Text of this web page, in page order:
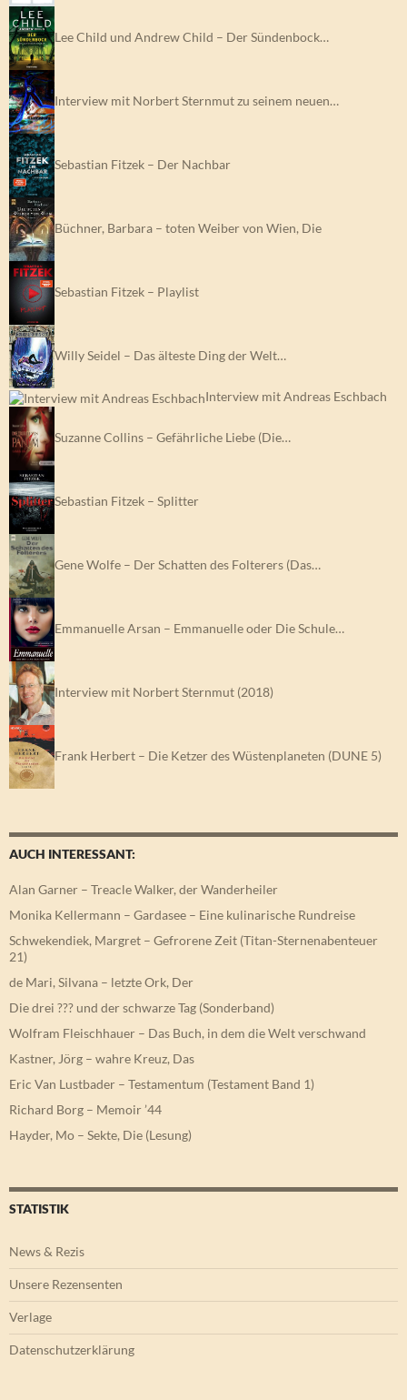
Lee Child und Andrew Child – Der Sündenbock…
Interview mit Norbert Sternmut zu seinem neuen…
Sebastian Fitzek – Der Nachbar
Büchner, Barbara – toten Weiber von Wien, Die
Sebastian Fitzek – Playlist
Willy Seidel – Das älteste Ding der Welt…
Interview mit Andreas Eschbach
Suzanne Collins – Gefährliche Liebe (Die…
Sebastian Fitzek – Splitter
Gene Wolfe – Der Schatten des Folterers (Das…
Emmanuelle Arsan – Emmanuelle oder Die Schule…
Interview mit Norbert Sternmut (2018)
Frank Herbert – Die Ketzer des Wüstenplaneten (DUNE 5)
AUCH INTERESSANT:
Alan Garner – Treacle Walker, der Wanderheiler
Monika Kellermann – Gardasee – Eine kulinarische Rundreise
Schwekendiek, Margret – Gefrorene Zeit (Titan-Sternenabenteuer
21)
de Mari, Silvana – letzte Ork, Der
Die drei ??? und der schwarze Tag (Sonderband)
Wolfram Fleischhauer – Das Buch, in dem die Welt verschwand
Kastner, Jörg – wahre Kreuz, Das
Eric Van Lustbader – Testamentum (Testament Band 1)
Richard Borg – Memoir ’44
Hayder, Mo – Sekte, Die (Lesung)
STATISTIK
News & Rezis
Unsere Rezensenten
Verlage
Datenschutzerklärung